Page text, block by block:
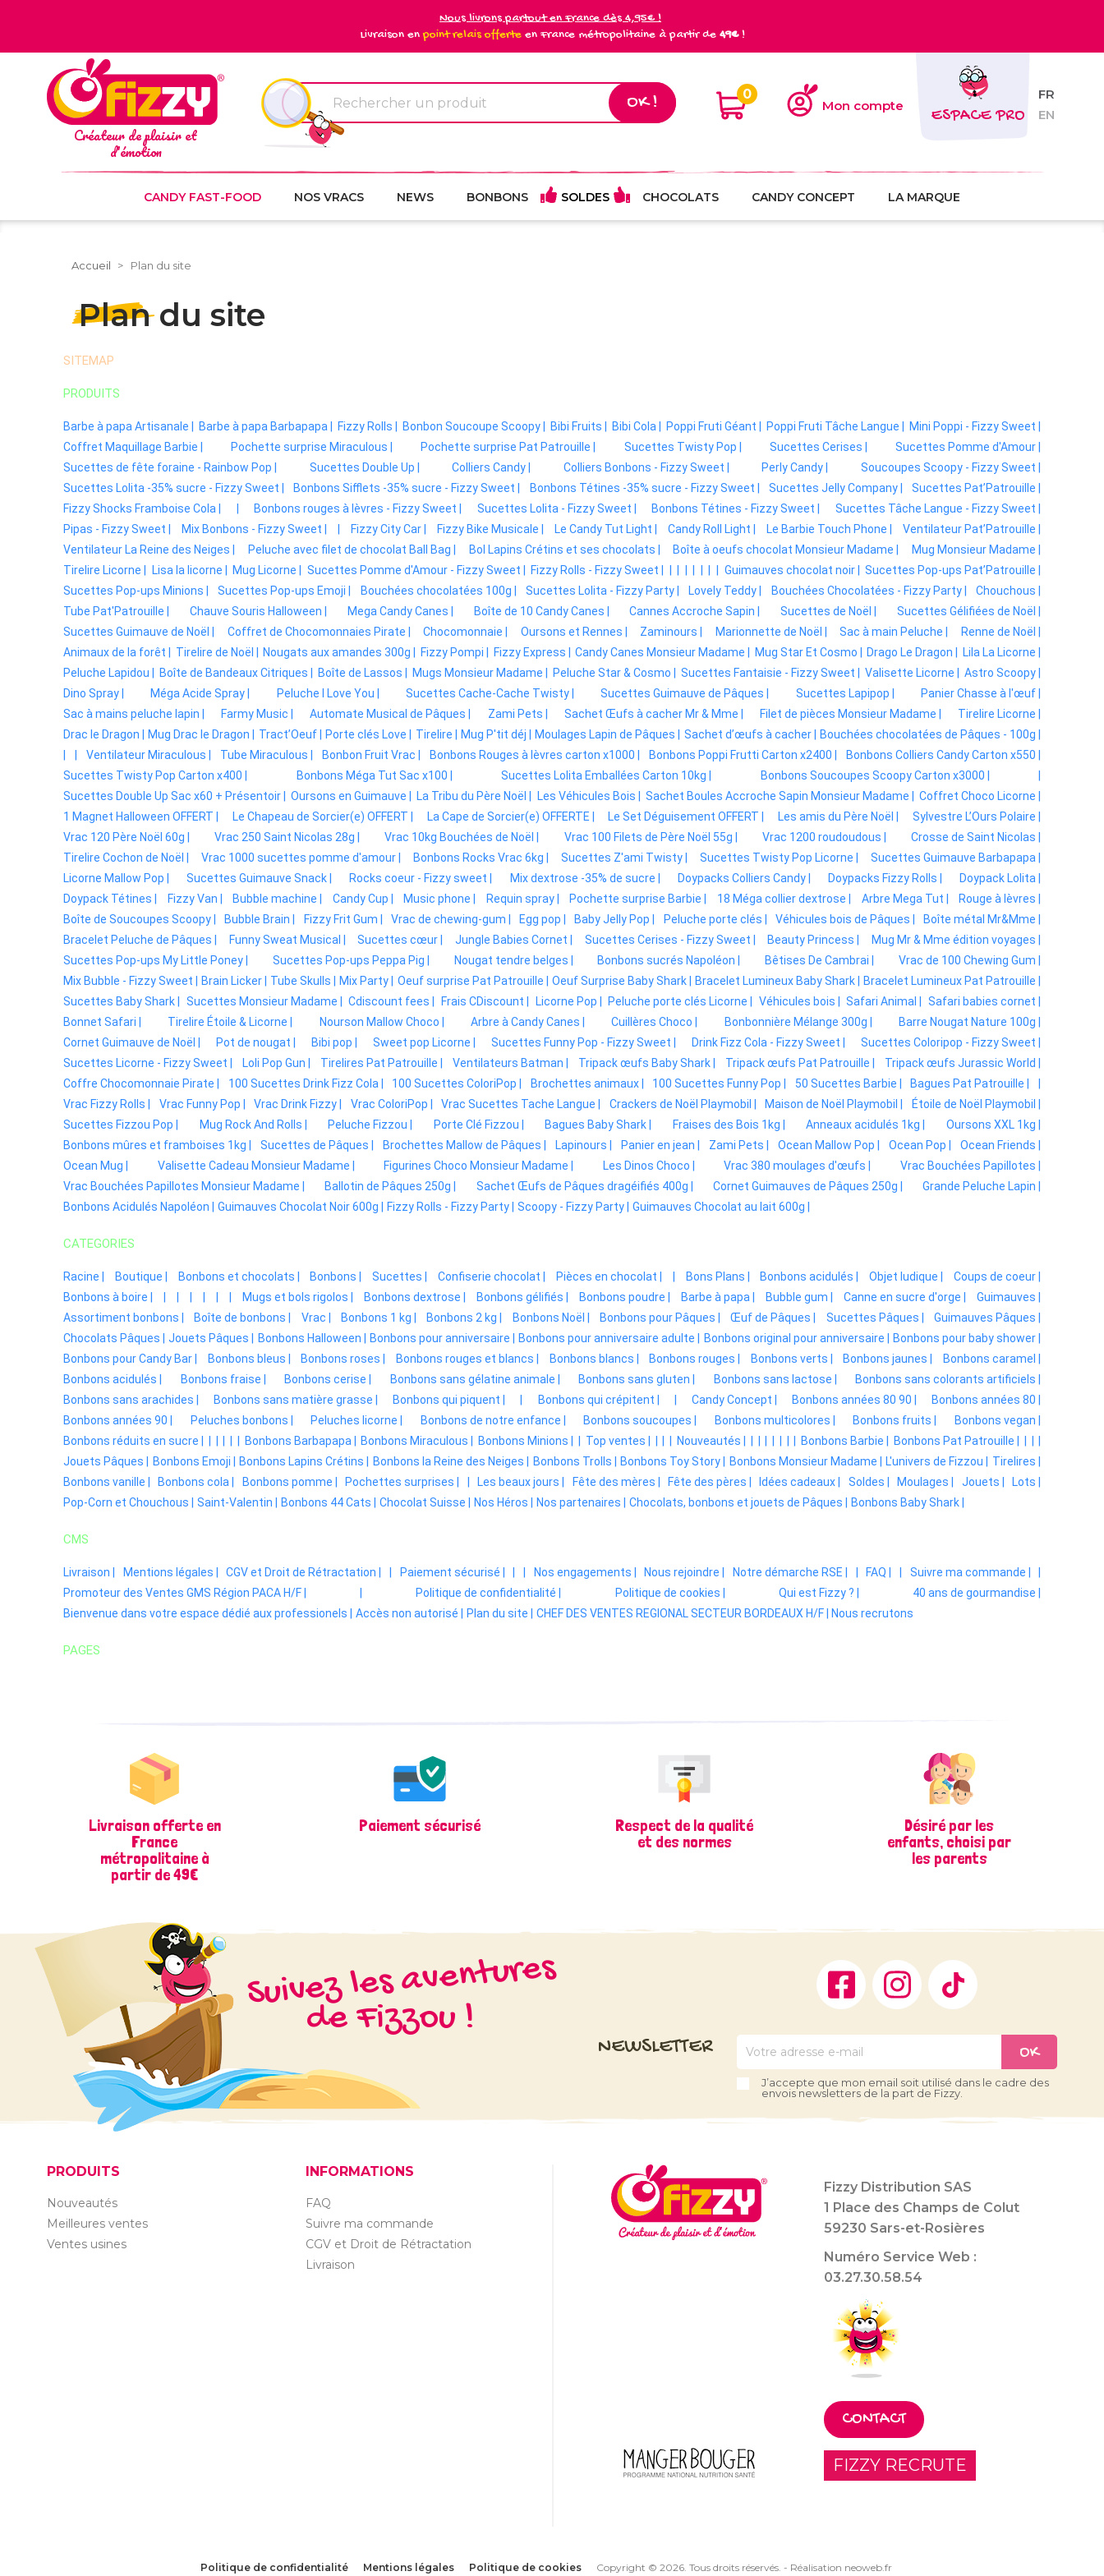
Nous livrons partout en France dès 4,95€ !
Livraison enpoint relais offerteen France métropolitaine à partir de49€!
Créateur de plaisir et
d'émotion
OK ! 0
Mon compte
ESPACE PRO
FR
EN
CANDY FAST-FOOD NOS VRACS NEWS BONBONS SOLDES CHOCOLATS CANDY CONCEPT LA MARQUE
Accueil Plan du site
Plan du site
SITEMAP
PRODUITS
Barbe à papa Artisanale | Barbe à papa Barbapapa | Fizzy Rolls | Bonbon Soucoupe Scoopy | Bibi Fruits | Bibi Cola | Poppi Fruti Géant | Poppi Fruti Tâche Langue |
Mini Poppi - Fizzy Sweet |
Coffret Maquillage Barbie |
Pochette surprise Miraculous | Pochette surprise Pat Patrouille | Sucettes Twisty Pop | Sucettes Cerises |
Sucettes Pomme d'Amour |
Sucettes de fête foraine - Rainbow Pop |
Sucettes Double Up | Colliers Candy | Colliers Bonbons - Fizzy Sweet | Perly Candy |
Soucoupes Scoopy - Fizzy Sweet |
Sucettes Lolita -35% sucre - Fizzy Sweet |
Bonbons Sifflets -35% sucre - Fizzy Sweet | Bonbons Tétines -35% sucre - Fizzy Sweet | Sucettes Jelly Company |
Sucettes Pat’Patrouille |
Fizzy Shocks Framboise Cola |
Bonbons rouges à lèvres - Fizzy Sweet | Sucettes Lolita - Fizzy Sweet | Bonbons Tétines - Fizzy Sweet |
Sucettes Tâche Langue - Fizzy Sweet |
Pipas - Fizzy Sweet |
Mix Bonbons - Fizzy Sweet | Fizzy City Car | Fizzy Bike Musicale | Le Candy Tut Light | Candy Roll Light | Le Barbie Touch Phone |
Ventilateur Pat’Patrouille |
Ventilateur La Reine des Neiges |
Peluche avec filet de chocolat Ball Bag | Bol Lapins Crétins et ses chocolats | Boîte à oeufs chocolat Monsieur Madame |
Mug Monsieur Madame |
Tirelire Licorne |
Lisa la licorne | Mug Licorne | Sucettes Pomme d'Amour - Fizzy Sweet | Fizzy Rolls - Fizzy Sweet | Guimauves chocolat noir |
Sucettes Pop-ups Pat’Patrouille |
Sucettes Pop-ups Minions |
Sucettes Pop-ups Emoji | Bouchées chocolatées 100g | Sucettes Lolita - Fizzy Party | Lovely Teddy | Bouchées Chocolatées - Fizzy Party |
Chouchous |
Tube Pat'Patrouille |
Chauve Souris Halloween | Mega Candy Canes | Boîte de 10 Candy Canes | Cannes Accroche Sapin | Sucettes de Noël |
Sucettes Gélifiées de Noël |
Sucettes Guimauve de Noël |
Coffret de Chocomonnaies Pirate | Chocomonnaie | Oursons et Rennes | Zaminours | Marionnette de Noël | Sac à main Peluche |
Renne de Noël |
Animaux de la forêt |
Tirelire de Noël | Nougats aux amandes 300g | Fizzy Pompi | Fizzy Express | Candy Canes Monsieur Madame | Mug Star Et Cosmo | Drago Le Dragon |
Lila La Licorne |
Peluche Lapidou |
Boîte de Bandeaux Citriques | Boîte de Lassos | Mugs Monsieur Madame | Peluche Star & Cosmo | Sucettes Fantaisie - Fizzy Sweet | Valisette Licorne |
Astro Scoopy |
Dino Spray |
Méga Acide Spray | Peluche I Love You | Sucettes Cache-Cache Twisty | Sucettes Guimauve de Pâques | Sucettes Lapipop |
Panier Chasse à l'œuf |
Sac à mains peluche lapin |
Farmy Music | Automate Musical de Pâques | Zami Pets | Sachet Œufs à cacher Mr & Mme | Filet de pièces Monsieur Madame |
Tirelire Licorne |
Drac le Dragon |
Mug Drac le Dragon | Tract’Oeuf | Porte clés Love | Tirelire | Mug P'tit déj | Moulages Lapin de Pâques | Sachet d’œufs à cacher |
Bouchées chocolatées de Pâques - 100g |
Ventilateur Miraculous | Tube Miraculous | Bonbon Fruit Vrac | Bonbons Rouges à lèvres carton x1000 | Bonbons Poppi Frutti Carton x2400 |
Bonbons Colliers Candy Carton x550 |
Sucettes Twisty Pop Carton x400 |
Bonbons Méga Tut Sac x100 | Sucettes Lolita Emballées Carton 10kg | Bonbons Soucoupes Scoopy Carton x3000 |
Sucettes Double Up Sac x60 + Présentoir |
Oursons en Guimauve | La Tribu du Père Noël | Les Véhicules Bois | Sachet Boules Accroche Sapin Monsieur Madame |
Coffret Choco Licorne |
1 Magnet Halloween OFFERT |
Le Chapeau de Sorcier(e) OFFERT | La Cape de Sorcier(e) OFFERTE | Le Set Déguisement OFFERT | Les amis du Père Noël |
Sylvestre L’Ours Polaire |
Vrac 120 Père Noël 60g |
Vrac 250 Saint Nicolas 28g | Vrac 10kg Bouchées de Noël | Vrac 100 Filets de Père Noël 55g | Vrac 1200 roudoudous |
Crosse de Saint Nicolas |
Tirelire Cochon de Noël |
Vrac 1000 sucettes pomme d'amour | Bonbons Rocks Vrac 6kg | Sucettes Z'ami Twisty | Sucettes Twisty Pop Licorne |
Sucettes Guimauve Barbapapa |
Licorne Mallow Pop |
Sucettes Guimauve Snack | Rocks coeur - Fizzy sweet | Mix dextrose -35% de sucre | Doypacks Colliers Candy | Doypacks Fizzy Rolls |
Doypack Lolita |
Doypack Tétines |
Fizzy Van | Bubble machine | Candy Cup | Music phone | Requin spray | Pochette surprise Barbie | 18 Méga collier dextrose | Arbre Mega Tut |
Rouge à lèvres |
Boîte de Soucoupes Scoopy |
Bubble Brain | Fizzy Frit Gum | Vrac de chewing-gum | Egg pop | Baby Jelly Pop | Peluche porte clés | Véhicules bois de Pâques |
Boîte métal Mr&Mme |
Bracelet Peluche de Pâques |
Funny Sweat Musical | Sucettes cœur | Jungle Babies Cornet | Sucettes Cerises - Fizzy Sweet | Beauty Princess |
Mug Mr & Mme édition voyages |
Sucettes Pop-ups My Little Poney |
Sucettes Pop-ups Peppa Pig | Nougat tendre belges | Bonbons sucrés Napoléon | Bêtises De Cambrai |
Vrac de 100 Chewing Gum |
Mix Bubble - Fizzy Sweet |
Brain Licker | Tube Skulls | Mix Party | Oeuf surprise Pat Patrouille | Oeuf Surprise Baby Shark | Bracelet Lumineux Baby Shark |
Bracelet Lumineux Pat Patrouille |
Sucettes Baby Shark |
Sucettes Monsieur Madame | Cdiscount fees | Frais CDiscount | Licorne Pop | Peluche porte clés Licorne | Véhicules bois | Safari Animal |
Safari babies cornet |
Bonnet Safari |
Tirelire Étoile & Licorne | Nourson Mallow Choco | Arbre à Candy Canes | Cuillères Choco | Bonbonnière Mélange 300g |
Barre Nougat Nature 100g |
Cornet Guimauve de Noël |
Pot de nougat | Bibi pop | Sweet pop Licorne | Sucettes Funny Pop - Fizzy Sweet | Drink Fizz Cola - Fizzy Sweet |
Sucettes Coloripop - Fizzy Sweet |
Sucettes Licorne - Fizzy Sweet |
Loli Pop Gun | Tirelires Pat Patrouille | Ventilateurs Batman | Tripack œufs Baby Shark | Tripack œufs Pat Patrouille |
Tripack œufs Jurassic World |
Coffre Chocomonnaie Pirate |
100 Sucettes Drink Fizz Cola | 100 Sucettes ColoriPop | Brochettes animaux | 100 Sucettes Funny Pop | 50 Sucettes Barbie | Bagues Pat Patrouille |
Vrac Fizzy Rolls |
Vrac Funny Pop | Vrac Drink Fizzy | Vrac ColoriPop | Vrac Sucettes Tache Langue | Crackers de Noël Playmobil | Maison de Noël Playmobil |
Étoile de Noël Playmobil |
Sucettes Fizzou Pop |
Mug Rock And Rolls | Peluche Fizzou | Porte Clé Fizzou | Bagues Baby Shark | Fraises des Bois 1kg | Anneaux acidulés 1kg |
Oursons XXL 1kg |
Bonbons mûres et framboises 1kg |
Sucettes de Pâques | Brochettes Mallow de Pâques | Lapinours | Panier en jean | Zami Pets | Ocean Mallow Pop | Ocean Pop |
Ocean Friends |
Ocean Mug |
Valisette Cadeau Monsieur Madame | Figurines Choco Monsieur Madame | Les Dinos Choco | Vrac 380 moulages d'œufs |
Vrac Bouchées Papillotes |
Vrac Bouchées Papillotes Monsieur Madame |
Ballotin de Pâques 250g | Sachet Œufs de Pâques dragéifiés 400g | Cornet Guimauves de Pâques 250g |
Grande Peluche Lapin |
Bonbons Acidulés Napoléon |
Guimauves Chocolat Noir 600g | Fizzy Rolls - Fizzy Party | Scoopy - Fizzy Party | Guimauves Chocolat au lait 600g |
CATEGORIES
Racine | Boutique | Bonbons et chocolats | Bonbons | Sucettes | Confiserie chocolat | Pièces en chocolat | Bons Plans | Bonbons acidulés | Objet ludique |
Coups de coeur |
Bonbons à boire |
Mugs et bols rigolos | Bonbons dextrose | Bonbons gélifiés | Bonbons poudre | Barbe à papa | Bubble gum | Canne en sucre d'orge |
Guimauves |
Assortiment bonbons |
Boîte de bonbons | Vrac | Bonbons 1 kg | Bonbons 2 kg | Bonbons Noël | Bonbons pour Pâques | Œuf de Pâques | Sucettes Pâques |
Guimauves Pâques |
Chocolats Pâques |
Jouets Pâques | Bonbons Halloween | Bonbons pour anniversaire | Bonbons pour anniversaire adulte | Bonbons original pour anniversaire |
Bonbons pour baby shower |
Bonbons pour Candy Bar |
Bonbons bleus | Bonbons roses | Bonbons rouges et blancs | Bonbons blancs | Bonbons rouges | Bonbons verts | Bonbons jaunes |
Bonbons caramel |
Bonbons acidulés |
Bonbons fraise | Bonbons cerise | Bonbons sans gélatine animale | Bonbons sans gluten | Bonbons sans lactose |
Bonbons sans colorants artificiels |
Bonbons sans arachides |
Bonbons sans matière grasse | Bonbons qui piquent | Bonbons qui crépitent | Candy Concept | Bonbons années 80 90 |
Bonbons années 80 |
Bonbons années 90 |
Peluches bonbons | Peluches licorne | Bonbons de notre enfance | Bonbons soucoupes | Bonbons multicolores | Bonbons fruits |
Bonbons vegan |
Bonbons réduits en sucre |
Bonbons Barbapapa | Bonbons Miraculous | Bonbons Minions | Top ventes | Nouveautés | Bonbons Barbie | Bonbons Pat Patrouille |
Jouets Pâques |
Bonbons Emoji | Bonbons Lapins Crétins | Bonbons la Reine des Neiges | Bonbons Trolls | Bonbons Toy Story | Bonbons Monsieur Madame | L'univers de Fizzou |
Tirelires |
Bonbons vanille |
Bonbons cola | Bonbons pomme | Pochettes surprises | Les beaux jours | Fête des mères | Fête des pères | Idées cadeaux | Soldes | Moulages | Jouets |
Lots |
Pop-Corn et Chouchous |
Saint-Valentin | Bonbons 44 Cats | Chocolat Suisse | Nos Héros | Nos partenaires | Chocolats, bonbons et jouets de Pâques | Bonbons Baby Shark |
CMS
Livraison | Mentions légales | CGV et Droit de Rétractation | Paiement sécurisé | Nos engagements | Nous rejoindre | Notre démarche RSE | FAQ | Suivre ma commande |
Promoteur des Ventes GMS Région PACA H/F |
Politique de confidentialité | Politique de cookies | Qui est Fizzy ? |
40 ans de gourmandise |
Bienvenue dans votre espace dédié aux professionels |
Accès non autorisé | Plan du site | CHEF DES VENTES REGIONAL SECTEUR BORDEAUX H/F | Nous recrutons
PAGES
Livraison offerte en
France
métropolitaine à
partir de 49€
Paiement sécurisé
Respect de la qualité
et des normes
Désiré par les
enfants, choisi par
les parents
Facebook Instagram
Suivez les aventures
de Fizzou !
NEWSLETTER
J’accepte que mon email soit utilisé dans le cadre des
envois newsletters de la part de Fizzy.
PRODUITS
Nouveautés
Meilleures ventes
Ventes usines
INFORMATIONS
FAQ
Suivre ma commande
CGV et Droit de Rétractation
Livraison
Fizzy Distribution SAS
1 Place des Champs de Colut
59230 Sars-et-Rosières
Numéro Service Web :
03.27.30.58.54
CONTACT
FIZZY RECRUTE
Politique de confidentialité Mentions légales Politique de cookies Copyright © 2026. Tous droits réservés. - Réalisation neoweb.fr